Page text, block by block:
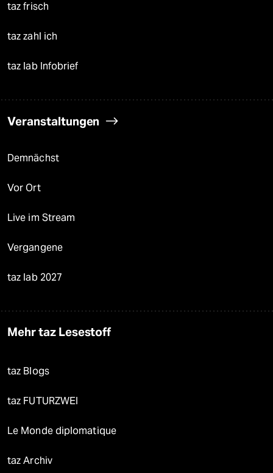
taz frisch
taz zahl ich
taz lab Infobrief
Veranstaltungen
Demnächst
Vor Ort
Live im Stream
Vergangene
taz lab 2027
Mehr taz Lesestoff
taz Blogs
taz FUTURZWEI
Le Monde diplomatique
taz Archiv